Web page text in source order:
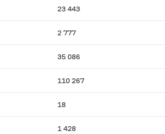
23 443
2 777
35 086
110 267
18
1 428